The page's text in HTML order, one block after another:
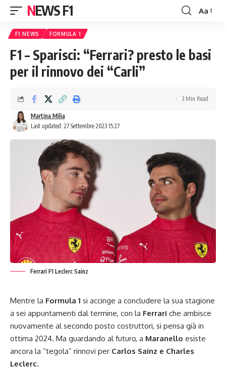
NEWS F1
Font
Aa
F1 NEWS FORMULA 1
F1 – Sparisci: “Ferrari? presto le basi
per il rinnovo dei “Carli”
Last updated: 27 Settembre 2023 15:27
Martina Milia
3 Min Read
Ferrari F1 Leclerc Sainz
Mentre la Formula 1 si accinge a concludere la sua stagione
a sei appuntamenti dal termine, con la Ferrari che ambisce
nuovamente al secondo posto costruttori, si pensa già in
ottima 2024. Ma guardando al futuro, a Maranello esiste
ancora la “tegola” rinnovi per Carlos Sainz e Charles
Leclerc.